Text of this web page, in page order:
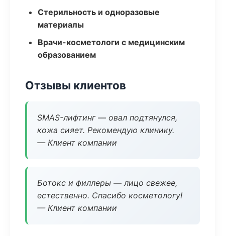
Стерильность и одноразовые
материалы
Врачи-косметологи с медицинским
образованием
Отзывы клиентов
SMAS-лифтинг — овал подтянулся,
кожа сияет. Рекомендую клинику.
— Клиент компании
Ботокс и филлеры — лицо свежее,
естественно. Спасибо косметологу!
— Клиент компании